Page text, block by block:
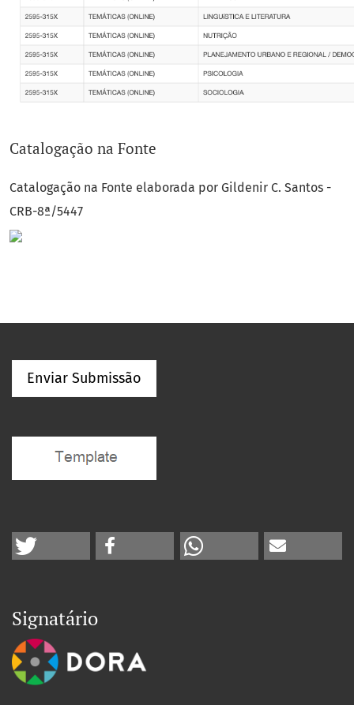
Catalogação na Fonte
Catalogação na Fonte elaborada por Gildenir C. Santos -
CRB-8ª/5447
Enviar Submissão
Signatário